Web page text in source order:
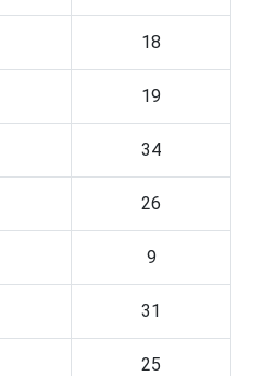
18
19
34
26
9
31
25